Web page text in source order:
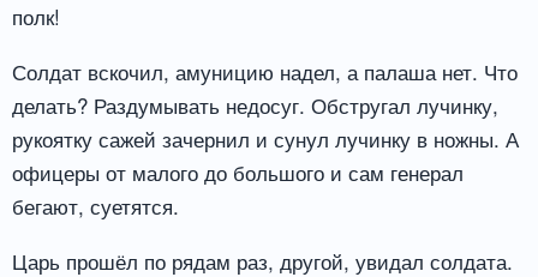
полк!
Солдат вскочил, амуницию надел, а палаша нет. Что
делать? Раздумывать недосуг. Обстругал лучинку,
рукоятку сажей зачернил и сунул лучинку в ножны. А
офицеры от малого до большого и сам генерал
бегают, суетятся.
Царь прошёл по рядам раз, другой, увидал солдата.